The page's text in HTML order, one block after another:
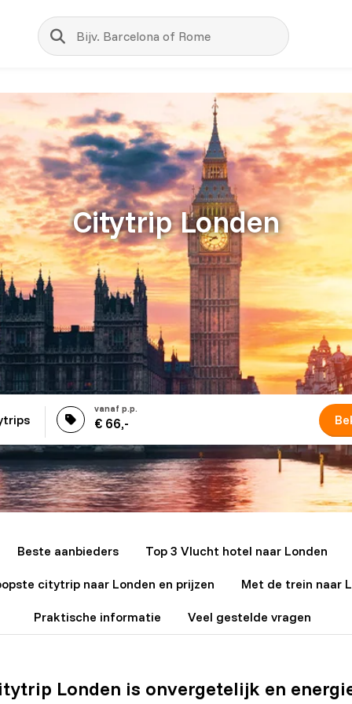
Zoeken
Citytrip Londen
€ 66,-
Beste aanbieders Top 3 Vlucht hotel naar Londen
citytrip naar Londen en prijzen Met de trein naar
Praktische informatie Veel gestelde vragen
Londen is onvergetelijk en